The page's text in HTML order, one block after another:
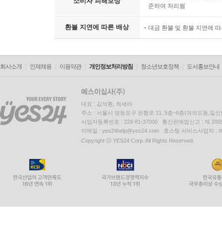
준하여 처리됨
환불 지연에 따른 배상 대금 환불 및 환불 지연에
회사소개 인재채용 이용약관 개인정보처리방침 청소년보호정책 도서홍보안내
대표 : 김석환, 최세라
주소 : 서울시 영등포구 은행로 11, 5층~6층(여의도동,일신
사업자등록번호 : 229-81-37000 통신판매업신고 : 제
이메일 : yes24help@yes24.com 호스팅 서비스사업자 :
Copyright ⓒ YES24 Corp. All Rights Reserved.